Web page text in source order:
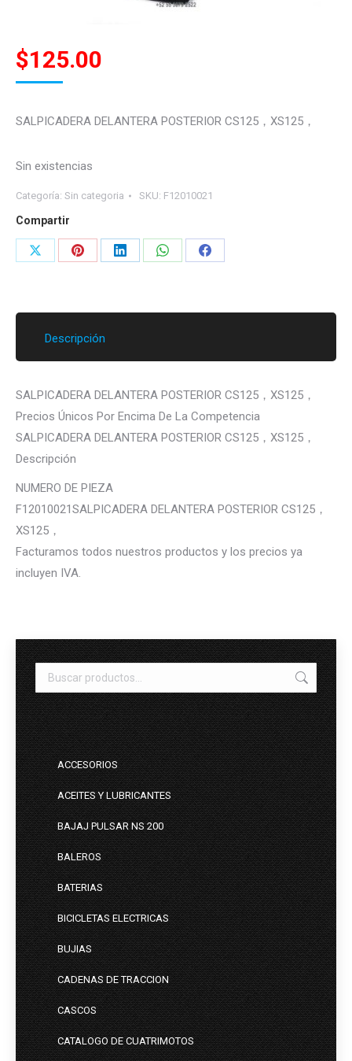
$125.00
SALPICADERA DELANTERA POSTERIOR CS125，XS125，
Sin existencias
Categoría: Sin categoria SKU: F12010021
Compartir
Share
Share
Share
Share
Share
Descripción
SALPICADERA DELANTERA POSTERIOR CS125，XS125，
Precios Únicos Por Encima De La Competencia
SALPICADERA DELANTERA POSTERIOR CS125，XS125，
Descripción
NUMERO DE PIEZA
F12010021SALPICADERA DELANTERA POSTERIOR CS125，
XS125，
Facturamos todos nuestros productos y los precios ya
incluyen IVA.
ACCESORIOS
ACEITES Y LUBRICANTES
BAJAJ PULSAR NS 200
BALEROS
BATERIAS
BICICLETAS ELECTRICAS
BUJIAS
CADENAS DE TRACCION
CASCOS
CATALOGO DE CUATRIMOTOS